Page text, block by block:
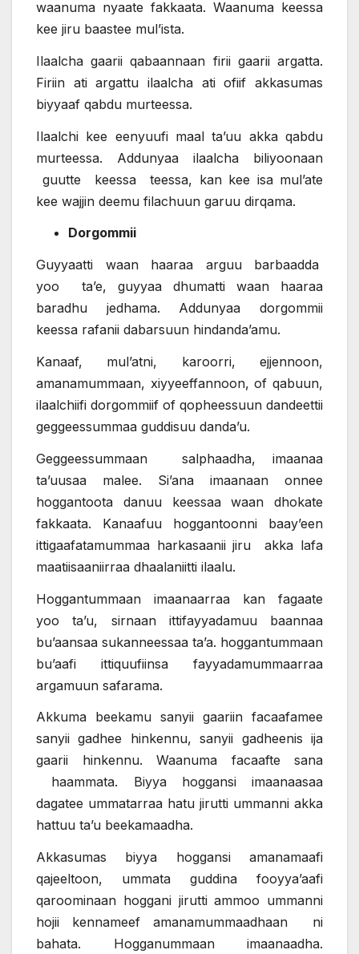
waanuma nyaate fakkaata. Waanuma keessa
kee jiru baastee mul’ista.
Ilaalcha gaarii qabaannaan firii gaarii argatta.
Firiin ati argattu ilaalcha ati ofiif akkasumas
biyyaaf qabdu murteessa.
Ilaalchi kee eenyuufi maal ta’uu akka qabdu
murteessa. Addunyaa ilaalcha biliyoonaan
guutte keessa teessa, kan kee isa mul’ate
kee wajjin deemu filachuun garuu dirqama.
Dorgommii
Guyyaatti waan haaraa arguu barbaadda
yoo ta’e, guyyaa dhumatti waan haaraa
baradhu jedhama. Addunyaa dorgommii
keessa rafanii dabarsuun hindanda’amu.
Kanaaf, mul’atni, karoorri, ejjennoon,
amanamummaan, xiyyeeffannoon, of qabuun,
ilaalchiifi dorgommiif of qopheessuun dandeettii
geggeessummaa guddisuu danda’u.
Geggeessummaan salphaadha, imaanaa
ta’uusaa malee. Si’ana imaanaan onnee
hoggantoota danuu keessaa waan dhokate
fakkaata. Kanaafuu hoggantoonni baay’een
ittigaafatamummaa harkasaanii jiru akka lafa
maatiisaaniirraa dhaalaniitti ilaalu.
Hoggantummaan imaanaarraa kan fagaate
yoo ta’u, sirnaan ittifayyadamuu baannaa
bu’aansaa sukanneessaa ta’a. hoggantummaan
bu’aafi ittiquufiinsa fayyadamummaarraa
argamuun safarama.
Akkuma beekamu sanyii gaariin facaafamee
sanyii gadhee hinkennu, sanyii gadheenis ija
gaarii hinkennu. Waanuma facaafte sana
haammata. Biyya hoggansi imaanaasaa
dagatee ummatarraa hatu jirutti ummanni akka
hattuu ta’u beekamaadha.
Akkasumas biyya hoggansi amanamaafi
qajeeltoon, ummata guddina fooyya’aafi
qaroominaan hoggani jirutti ammoo ummanni
hojii kennameef amanamummaadhaan ni
bahata. Hogganummaan imaanaadha.